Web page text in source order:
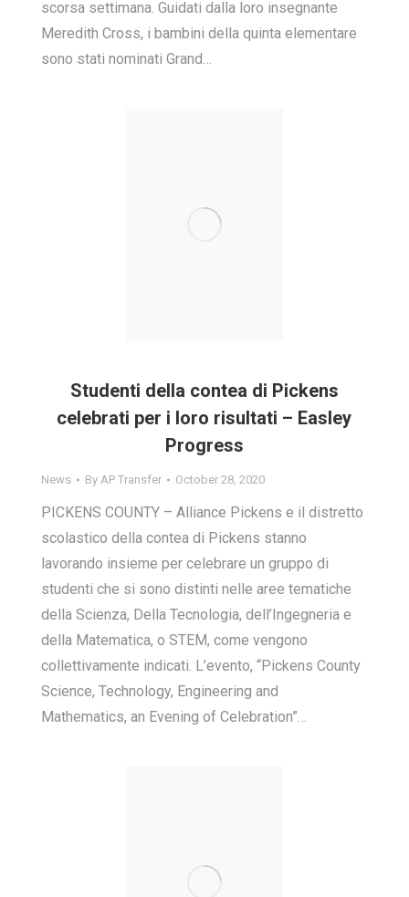
scorsa settimana. Guidati dalla loro insegnante
Meredith Cross, i bambini della quinta elementare
sono stati nominati Grand…
Studenti della contea di Pickens
celebrati per i loro risultati – Easley
Progress
News By AP Transfer October 28, 2020
PICKENS COUNTY – Alliance Pickens e il distretto
scolastico della contea di Pickens stanno
lavorando insieme per celebrare un gruppo di
studenti che si sono distinti nelle aree tematiche
della Scienza, Della Tecnologia, dell’Ingegneria e
della Matematica, o STEM, come vengono
collettivamente indicati. L’evento, “Pickens County
Science, Technology, Engineering and
Mathematics, an Evening of Celebration”…